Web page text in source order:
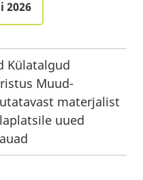
2026
Külatalgud
Muud-
materjalist
uued